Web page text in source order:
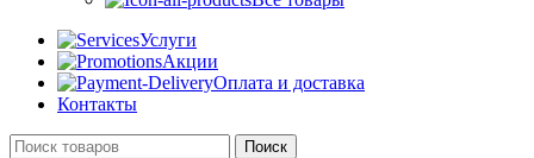
Услуги
Акции
Оплата и доставка
Контакты
Поиск